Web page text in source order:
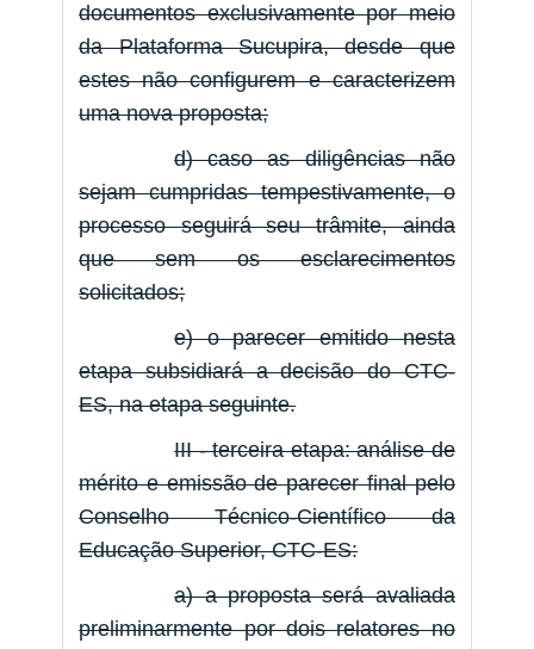
documentos exclusivamente por meio
da Plataforma Sucupira, desde que
estes não configurem e caracterizem
uma nova proposta;
d) caso as diligências não
sejam cumpridas tempestivamente, o
processo seguirá seu trâmite, ainda
que sem os esclarecimentos
solicitados;
e) o parecer emitido nesta
etapa subsidiará a decisão do CTC-
ES, na etapa seguinte.
III - terceira etapa: análise de
mérito e emissão de parecer final pelo
Conselho Técnico-Científico da
Educação Superior, CTC-ES:
a) a proposta será avaliada
preliminarmente por dois relatores no